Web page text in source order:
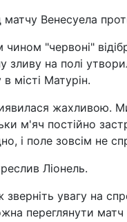
матчу Венесуела
чином "червоні"
зливу на полі
місті Матурін.
жахливою.
м'яч постійно
і поле зовсім не
Ліонель.
зверніть увагу на
переглянути матч